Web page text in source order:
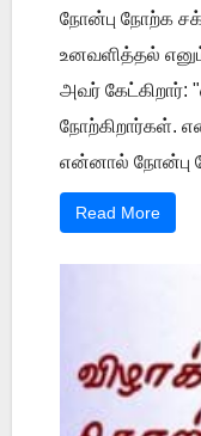
நோன்பு நோற்க
உனவளித்தல்
அவர்
நோற்கிறார்கள்.
என்னால் நோன்பு
Read More